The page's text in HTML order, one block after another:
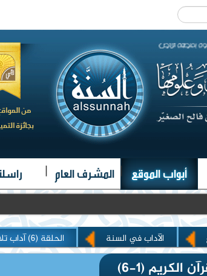
أبواب الموقع | المشرف العام |
الآداب في السنة الحلقة (6) آداب تلاوة القرآن الكريم (1-6)